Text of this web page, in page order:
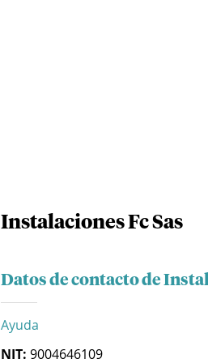
Instalaciones Fc Sas
Datos de contacto de
Ayuda
NIT: 9004646109